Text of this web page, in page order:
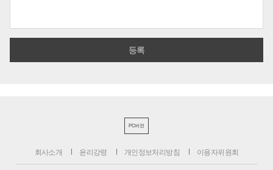
PC버전
회사소개 윤리강령 개인정보처리방침 이용자위원회